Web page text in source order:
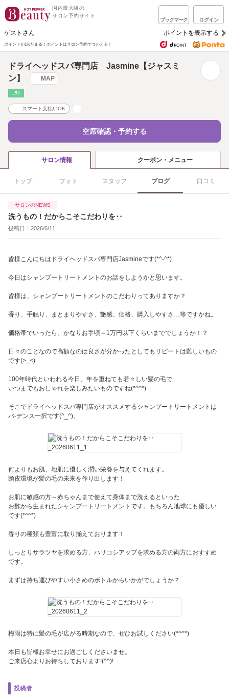
国内最大級の
サロン予約サイト
ブックマーク ログイン
ゲストさん ポイントを表示する
ポイントが1%たまる！ ポイントはサロン予約でつかえる！
ドライヘッドスパ専門店 Jasmine【ジャスミ
ン】
MAP
ﾘﾗｸ
スマート支払いOK
空席確認・予約する
サロン情報 クーポン・メニュー
トップ フォト スタッフ ブログ 口コミ
サロンのNEWS
洗うもの！だからこそこだわりを‥
投稿日：2026/6/11
皆様こんにちはドライヘッドスパ専門店Jasmineです(*^-^*)
今日はシャンプートリートメントのお話をしようかと思います。
皆様は、シャンプートリートメントのこだわりってありますか？
香り、手触り、まとまりやすさ、艶感、価格、購入しやすさ…等ですかね。
価格帯でいったら、かなりお手頃～1万円以下くらいまででしょうか！？
日々のことなので高額なのは良さが分かったとしてもリピートは難しいもの
です(>_<)
100年時代といわれる今日、年を重ねても若々しい髪の毛で
いつまでもおしゃれを楽しみたいものですね(*^^*)
そこでドライヘッドスパ専門店がオススメするシャンプートリートメントは
バ-デンス一択です(^_^)。
何よりもお肌、地肌に優しく潤い栄養を与えてくれます。
頭皮環境が髪の毛の未来を作り出します！
お肌に敏感の方～赤ちゃんまで使えて身体まで洗えるといった
お酢から生まれたシャンプートリートメントです。もちろん地球にも優しい
です(*^^*)
香りの種類も豊富に取り揃えております！
しっとりサラツヤを求める方、ハリコシアップを求める方の両方におすすめ
です。
まずは持ち運びやすい小さめのボトルからいかがでしょうか？
梅雨は特に髪の毛が広がる時期なので、ぜひお試しください(*^^*)
本日も皆様お幸せにお過ごしくださいませ。
ご来店心よりお待ちしております!(^^)!
投稿者